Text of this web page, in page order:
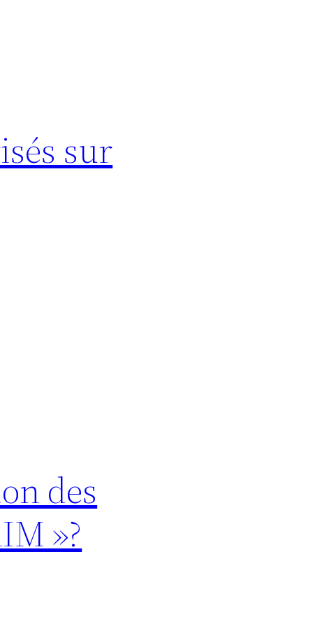
sur
des
»?